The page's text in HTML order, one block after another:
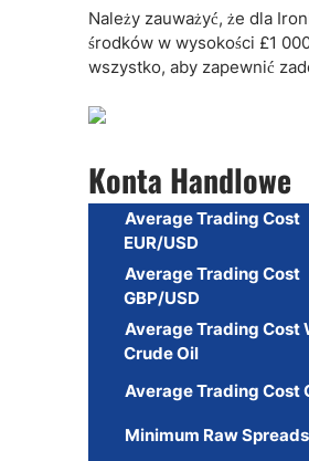
Należy zauważyć, że dla
środków w wysokości £1
wszystko, aby zapewnić
Konta Handlowe
Average Trading Cost
EUR/USD
Average Trading Cost
GBP/USD
Average Trading Cost
Crude Oil
Average Trading Cost
Minimum Raw Spreads